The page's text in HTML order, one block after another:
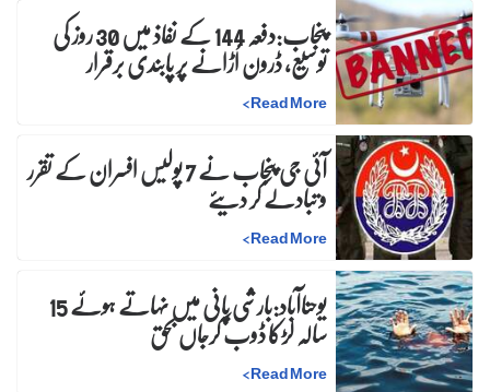
پنجاب:دفعہ 144 کے نفاذ میں 30 روز کیتوسیع، ڈرون اُڑانے پر پابندی برقرار
Read More
>
آئی جی پنجاب نے 7 پولیس افسران کے تقرر و تبادلے کر دیئے
Read More
>
یوحناآباد:بارشی پانی میں نہاتے ہوئے 15 سالہ لڑکا ڈوب کرجاں بحق
Read More
>